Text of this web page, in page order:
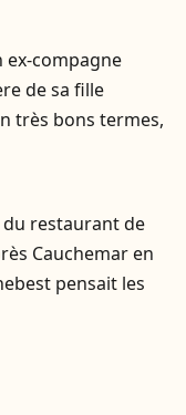
ex-compagne
de sa fille
très bons termes,
restaurant de
Cauchemar en
pensait les